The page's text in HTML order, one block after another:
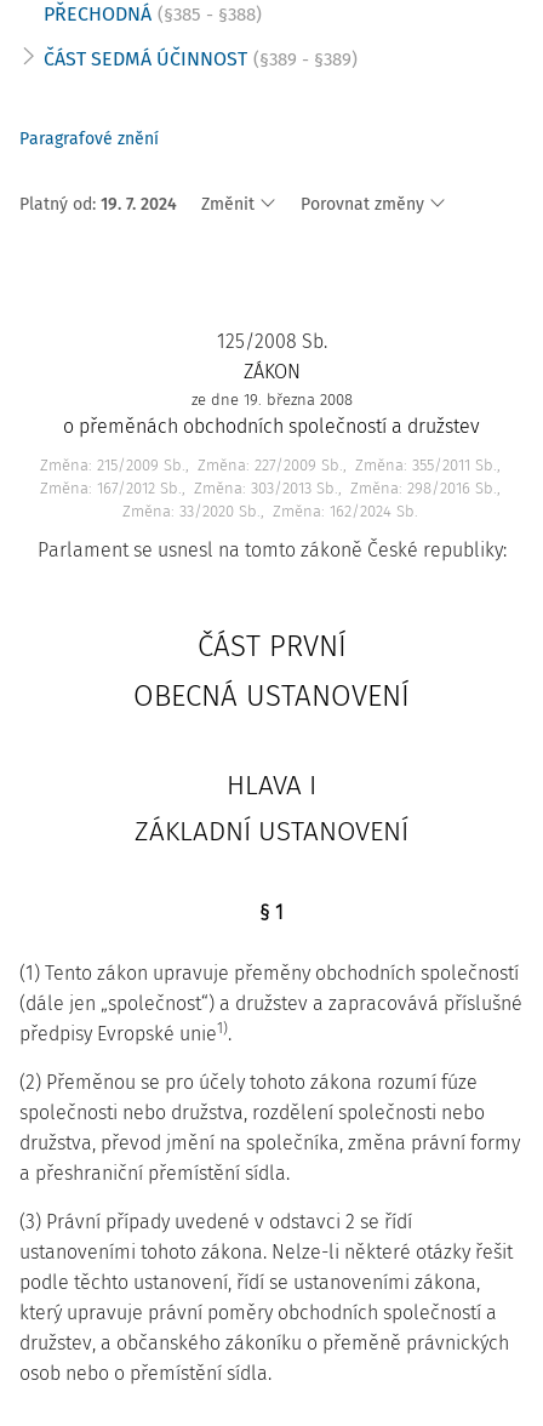
PŘECHODNÁ (§385 - §388)
ČÁST SEDMÁ ÚČINNOST (§389 - §389)
Paragrafové znění
Platný od: 19. 7. 2024 Změnit Porovnat změny
125/2008 Sb.
ZÁKON
ze dne 19. března 2008
o přeměnách obchodních společností a družstev
Změna: 215/2009 Sb. Změna: 227/2009 Sb.
Změna: 355/2011 Sb.
Změna: 167/2012 Sb.
Změna: 303/2013 Sb.
Změna: 298/2016 Sb.
Změna: 33/2020 Sb.
Změna: 162/2024 Sb.
Parlament se usnesl na tomto zákoně České republiky:
ČÁST PRVNÍ
OBECNÁ USTANOVENÍ
HLAVA I
ZÁKLADNÍ USTANOVENÍ
§ 1
(1) Tento zákon upravuje přeměny obchodních společností
(dále jen „společnost“) a družstev a zapracovává příslušné
předpisy Evropské unie1).
(2) Přeměnou se pro účely tohoto zákona rozumí fúze
společnosti nebo družstva, rozdělení společnosti nebo
družstva, převod jmění na společníka, změna právní formy
a přeshraniční přemístění sídla.
(3) Právní případy uvedené v odstavci 2 se řídí
ustanoveními tohoto zákona. Nelze-li některé otázky řešit
podle těchto ustanovení, řídí se ustanoveními zákona,
který upravuje právní poměry obchodních společností a
družstev, a občanského zákoníku o přeměně právnických
osob nebo o přemístění sídla.